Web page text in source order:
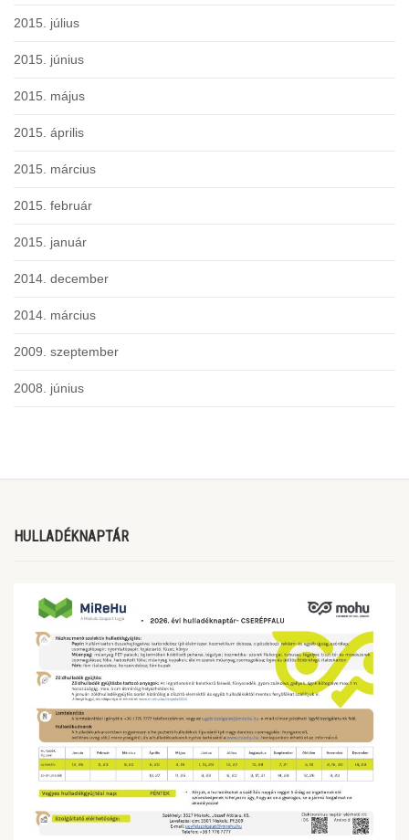
2015. július
2015. június
2015. május
2015. április
2015. március
2015. február
2015. január
2014. december
2014. március
2009. szeptember
2008. június
HULLADÉKNAPTÁR